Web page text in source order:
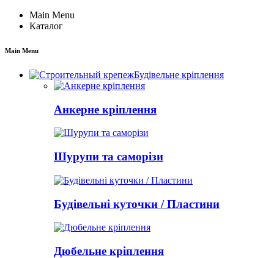
Main Menu
Каталог
Main Menu
Будівельне кріплення
Анкерне кріплення
Шурупи та саморізи
Будівельні куточки / Пластини
Дюбельне кріплення